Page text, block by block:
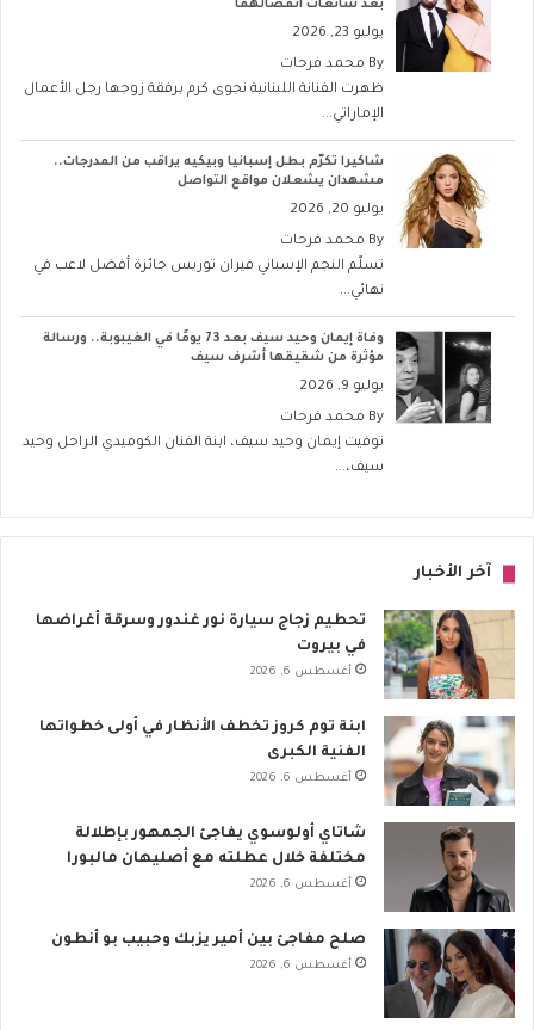
بعد شائعات انفصالهما
يوليو 23, 2026
By محمد فرحات
ظهرت الفنانة اللبنانية نجوى كرم برفقة زوجها رجل الأعمال
الإماراتي...
شاكيرا تكرّم بطل إسبانيا وبيكيه يراقب من المدرجات..
مشهدان يشعلان مواقع التواصل
يوليو 20, 2026
By محمد فرحات
تسلّم النجم الإسباني فيران توريس جائزة أفضل لاعب في
نهائي...
وفاة إيمان وحيد سيف بعد 73 يومًا في الغيبوبة.. ورسالة
مؤثرة من شقيقها أشرف سيف
يوليو 9, 2026
By محمد فرحات
توفيت إيمان وحيد سيف، ابنة الفنان الكوميدي الراحل وحيد
سيف،...
آخر الأخبار
تحطيم زجاج سيارة نور غندور وسرقة أغراضها
في بيروت
أغسطس 6, 2026
ابنة توم كروز تخطف الأنظار في أولى خطواتها
الفنية الكبرى
أغسطس 6, 2026
شاتاي أولوسوي يفاجئ الجمهور بإطلالة
مختلفة خلال عطلته مع أصليهان مالبورا
أغسطس 6, 2026
صلح مفاجئ بين أمير يزبك وحبيب بو أنطون
أغسطس 6, 2026